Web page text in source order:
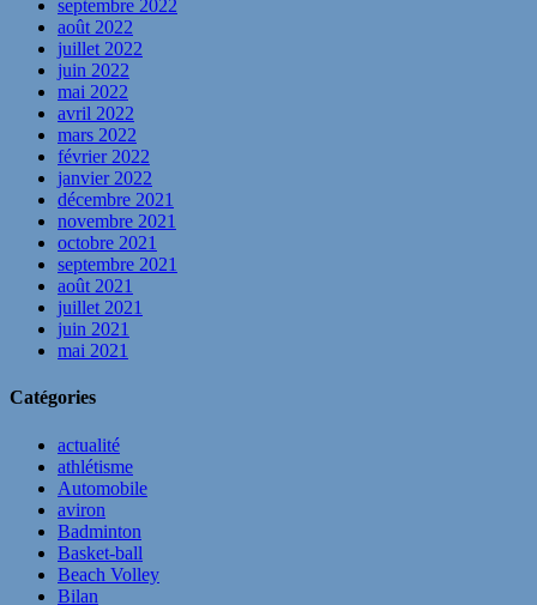
septembre 2022
août 2022
juillet 2022
juin 2022
mai 2022
avril 2022
mars 2022
février 2022
janvier 2022
décembre 2021
novembre 2021
octobre 2021
septembre 2021
août 2021
juillet 2021
juin 2021
mai 2021
Catégories
actualité
athlétisme
Automobile
aviron
Badminton
Basket-ball
Beach Volley
Bilan